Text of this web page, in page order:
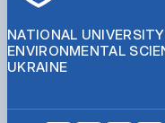
NATIONAL
ENVIRONMENTAL
UKRAINE